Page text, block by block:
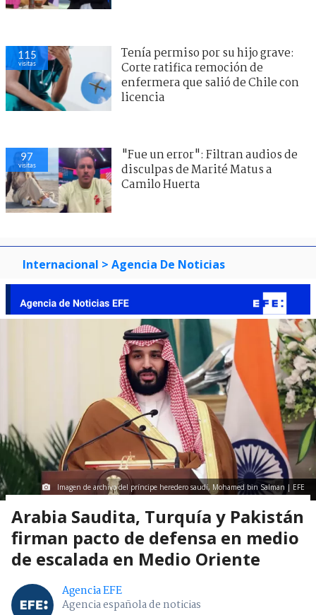
115
visitas
Tenía permiso por su hijo grave:
Corte ratifica remoción de
enfermera que salió de Chile con
licencia
97
visitas
"Fue un error": Filtran audios de
disculpas de Marité Matus a
Camilo Huerta
Internacional > Agencia De Noticias
Imagen de archivo del príncipe heredero saudí, Mohamed bin Salman | EFE
Arabia Saudita, Turquía y Pakistán
firman pacto de defensa en medio
de escalada en Medio Oriente
Agencia EFE
Agencia española de noticias